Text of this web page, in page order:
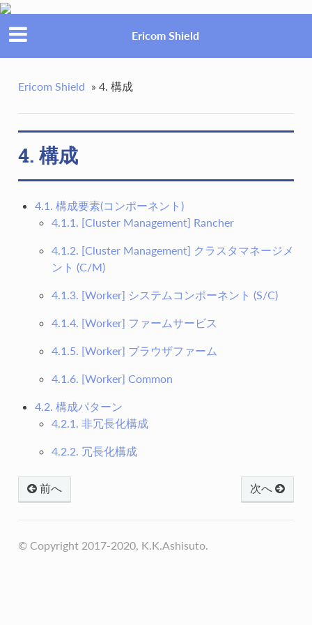
Ericom Shield
Ericom Shield » 4. 構成
4. 構成
4.1. 構成要素(コンポーネント)
4.1.1. [Cluster Management] Rancher
4.1.2. [Cluster Management] クラスタマネージメ
ント (C/M)
4.1.3. [Worker] システムコンポーネント (S/C)
4.1.4. [Worker] ファームサービス
4.1.5. [Worker] ブラウザファーム
4.1.6. [Worker] Common
4.2. 構成パターン
4.2.1. 非冗長化構成
4.2.2. 冗長化構成
次へ
前へ
© Copyright 2017-2020, K.K.Ashisuto.